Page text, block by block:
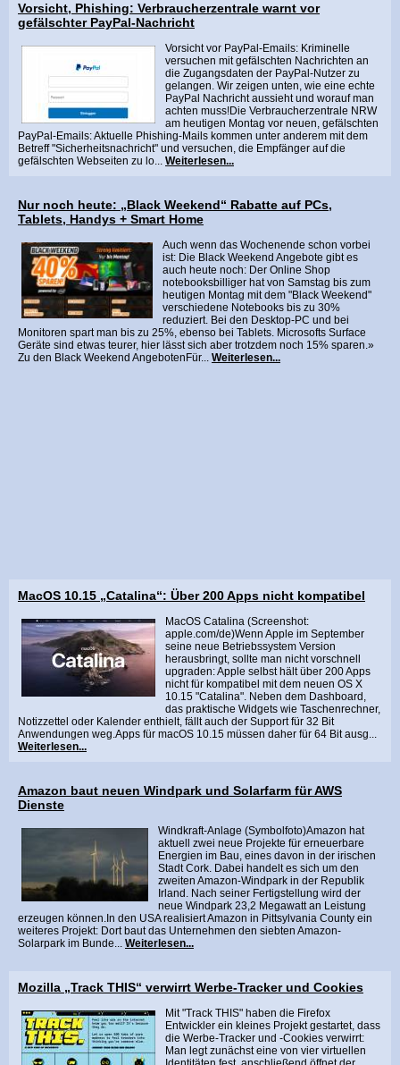
Vorsicht, Phishing: Verbraucherzentrale warnt vor
gefälschter PayPal-Nachricht
Vorsicht vor PayPal-Emails: Kriminelle
versuchen mit gefälschten Nachrichten an
die Zugangsdaten der PayPal-Nutzer zu
gelangen. Wir zeigen unten, wie eine echte
PayPal Nachricht aussieht und worauf man
achten muss!Die Verbraucherzentrale NRW
am heutigen Montag vor neuen, gefälschten
PayPal-Emails: Aktuelle Phishing-Mails kommen unter anderem mit dem
Betreff "Sicherheitsnachricht" und versuchen, die Empfänger auf die
gefälschten Webseiten zu lo... Weiterlesen...
Nur noch heute: „Black Weekend“ Rabatte auf PCs,
Tablets, Handys + Smart Home
Auch wenn das Wochenende schon vorbei
ist: Die Black Weekend Angebote gibt es
auch heute noch: Der Online Shop
notebooksbilliger hat von Samstag bis zum
heutigen Montag mit dem "Black Weekend"
verschiedene Notebooks bis zu 30%
reduziert. Bei den Desktop-PC und bei
Monitoren spart man bis zu 25%, ebenso bei Tablets. Microsofts Surface
Geräte sind etwas teurer, hier lässt sich aber trotzdem noch 15% sparen.»
Zu den Black Weekend AngebotenFür... Weiterlesen...
MacOS 10.15 „Catalina“: Über 200 Apps nicht kompatibel
MacOS Catalina (Screenshot:
apple.com/de)Wenn Apple im September
seine neue Betriebssystem Version
herausbringt, sollte man nicht vorschnell
upgraden: Apple selbst hält über 200 Apps
nicht für kompatibel mit dem neuen OS X
10.15 "Catalina". Neben dem Dashboard,
das praktische Widgets wie Taschenrechner,
Notizzettel oder Kalender enthielt, fällt auch der Support für 32 Bit
Anwendungen weg.Apps für macOS 10.15 müssen daher für 64 Bit ausg...
Weiterlesen...
Amazon baut neuen Windpark und Solarfarm für AWS
Dienste
Windkraft-Anlage (Symbolfoto)Amazon hat
aktuell zwei neue Projekte für erneuerbare
Energien im Bau, eines davon in der irischen
Stadt Cork. Dabei handelt es sich um den
zweiten Amazon-Windpark in der Republik
Irland. Nach seiner Fertigstellung wird der
neue Windpark 23,2 Megawatt an Leistung
erzeugen können.In den USA realisiert Amazon in Pittsylvania County ein
weiteres Projekt: Dort baut das Unternehmen den siebten Amazon-
Solarpark im Bunde... Weiterlesen...
Mozilla „Track THIS“ verwirrt Werbe-Tracker und Cookies
Mit "Track THIS" haben die Firefox
Entwickler ein kleines Projekt gestartet, dass
die Werbe-Tracker und -Cookies verwirrt:
Man legt zunächst eine von vier virtuellen